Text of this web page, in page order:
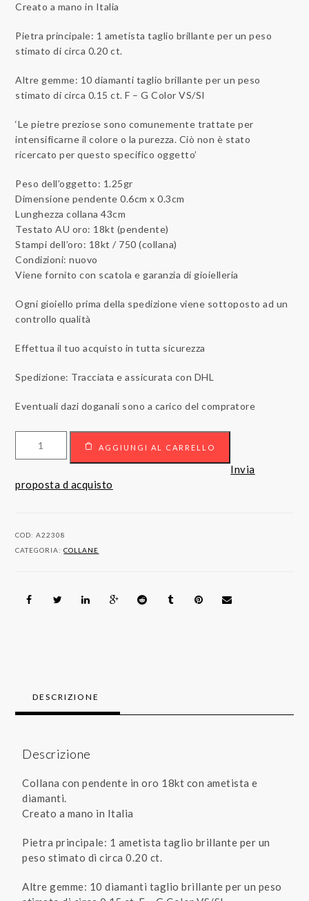
Creato a mano in Italia
Pietra principale: 1 ametista taglio brillante per un peso
stimato di circa 0.20 ct.
Altre gemme: 10 diamanti taglio brillante per un peso
stimato di circa 0.15 ct. F – G Color VS/SI
‘Le pietre preziose sono comunemente trattate per
intensificarne il colore o la purezza. Ciò non è stato
ricercato per questo specifico oggetto’
Peso dell’oggetto: 1.25gr
Dimensione pendente 0.6cm x 0.3cm
Lunghezza collana 43cm
Testato AU oro: 18kt (pendente)
Stampi dell’oro: 18kt / 750 (collana)
Condizioni: nuovo
Viene fornito con scatola e garanzia di gioielleria
Ogni gioiello prima della spedizione viene sottoposto ad un
controllo qualità
Effettua il tuo acquisto in tutta sicurezza
Spedizione: Tracciata e assicurata con DHL
Eventuali dazi doganali sono a carico del compratore
in
AGGIUNGI AL CARRELLO
Invia
proposta d acquisto
COD:A22308
CATEGORIA:COLLANE
DESCRIZIONE
Descrizione
Collana con pendente in oro 18kt con ametista e
diamanti.
Creato a mano in Italia
Pietra principale: 1 ametista taglio brillante per un
peso stimato di circa 0.20 ct.
Altre gemme: 10 diamanti taglio brillante per un peso